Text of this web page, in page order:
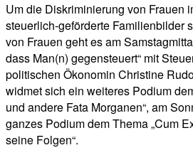
Um die Diskriminierung von Frauen
steuerlich-geförderte Familienbilder
von Frauen geht es am
dass Man(n) gegensteuert“ mit
politischen Ökonomin Christine
widmet sich ein weiteres Podium
und andere Fata Morganen“, am
ganzes Podium dem Thema „Cum
seine Folgen“.